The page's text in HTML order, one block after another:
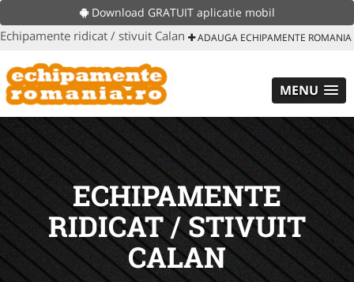
Download GRATUIT aplicatie mobil
Echipamente ridicat / stivuit Calan ADAUGA ECHIPAMENTE ROMANIA
MENU
ECHIPAMENTE
RIDICAT / STIVUIT
CALAN